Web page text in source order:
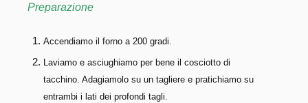
Preparazione
Accendiamo il forno a 200 gradi.
Laviamo e asciughiamo per bene il cosciotto di
tacchino. Adagiamolo su un tagliere e pratichiamo su
entrambi i lati dei profondi tagli.